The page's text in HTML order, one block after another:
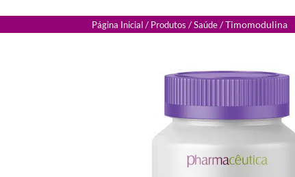
Página Inicial/Produtos /Saúde/ Timomodulina